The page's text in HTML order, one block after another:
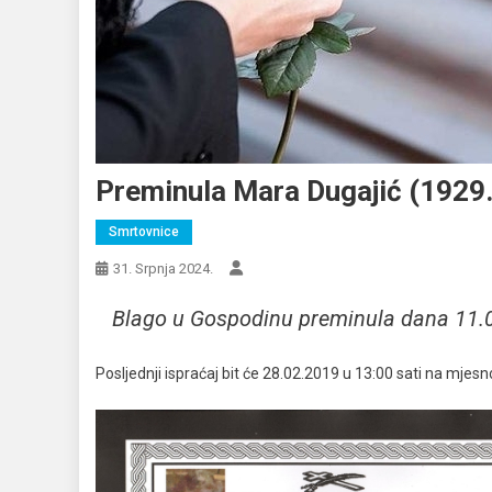
Preminula Mara Dugajić
Smrtovnice
31. Srpnja 2024.
Blago u Gospodinu preminula dana
Posljednji ispraćaj bit će 28.02.2019 u 13:00 sati na